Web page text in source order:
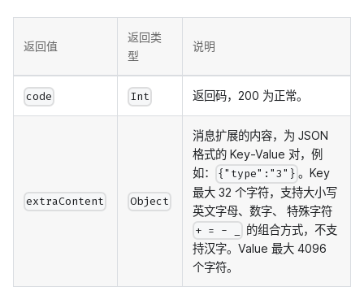
返回值
返回类
型
说明
code Int 返回码，200 为正常。
extraContent Object
消息扩展的内容，为 JSON
格式的 Key-Value 对，例
如：
{"type":"3"} 。Key
最大 32 个字符，支持大小写
英文字母、数字、 特殊字符
+ = - _
的组合方式，不支
持汉字。Value 最大 4096
个字符。